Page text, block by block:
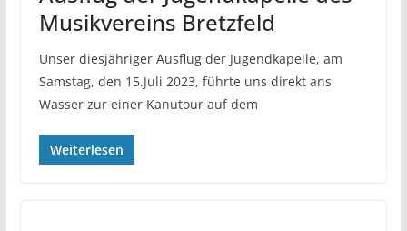
Musikvereins Bretzfeld
Unser diesjähriger Ausflug der Jugendkapelle, am
Samstag, den 15.Juli 2023, führte uns direkt ans
Wasser zur einer Kanutour auf dem
Weiterlesen